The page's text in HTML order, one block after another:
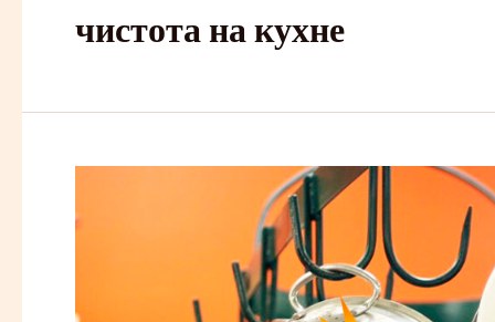
чистота на кухне